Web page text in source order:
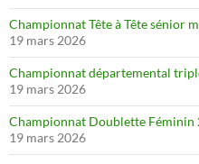
Championnat Tête à Tête sénior
19 mars 2026
Championnat départemental
19 mars 2026
Championnat Doublette Féminin
19 mars 2026